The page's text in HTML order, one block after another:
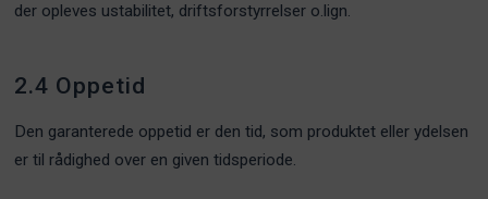
der opleves ustabilitet, driftsforstyrrelser o.lign.
2.4 Oppetid
Den garanterede oppetid er den tid, som produktet eller ydelsen
er til rådighed over en given tidsperiode.